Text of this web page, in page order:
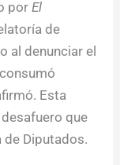
porEl
de
al denunciar el
Esta
que
de Diputados.